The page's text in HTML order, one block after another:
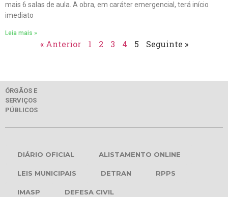
mais 6 salas de aula. A obra, em caráter emergencial, terá início
imediato
Leia mais »
« Anterior 1 2 3 4 5 Seguinte »
ÓRGÃOS E
SERVIÇOS
PÚBLICOS
DIÁRIO OFICIAL ALISTAMENTO ONLINE
LEIS MUNICIPAIS DETRAN RPPS
IMASP DEFESA CIVIL